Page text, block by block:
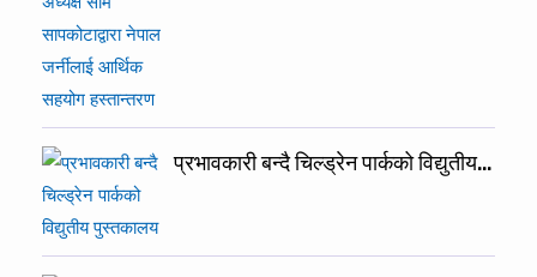
प्रभावकारी बन्दै चिल्ड्रेन पार्कको विद्युतीय…